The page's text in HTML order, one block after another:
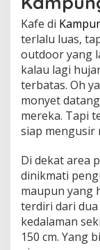
Kafe di
terlalu luas,
outdoor yang
kalau lagi
terbatas. Oh
monyet
mereka. Tapi
siap mengusir
Di dekat area
dinikmati
maupun yang
terdiri dari dua
kedalaman
150 cm. Yang